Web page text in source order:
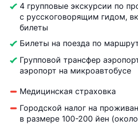
4 групповые экскурсии по
с русскоговорящим гидом,
билеты
Билеты на поезда по
Групповой трансфер
аэропорт на микроавтобусе
Медицинская страховка
Городской налог на
в размере 100-200 йен